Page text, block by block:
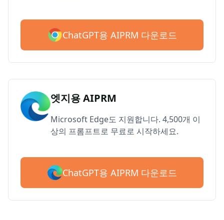
ChatGPT용 AIPRM 다운로드
엣지용 AIPRM
Microsoft Edge도 지원합니다. 4,500개 이
상의 프롬프트로 무료로 시작하세요.
ChatGPT용 AIPRM 다운로드